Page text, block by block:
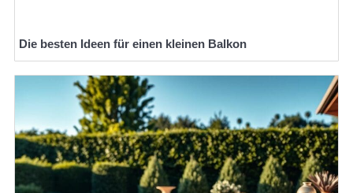
Die besten Ideen für einen kleinen Balkon